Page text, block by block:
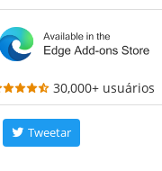
30,000+ usuários
Tweetar